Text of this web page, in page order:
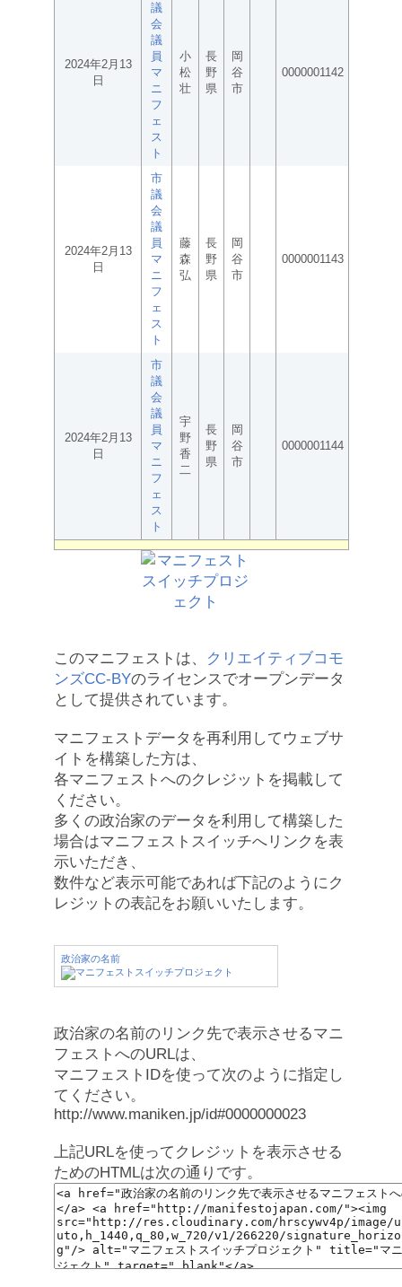
2024年2月13
日
議
会
議
員
マ
ニ
フ
ェ
ス
ト
小
松
壮
長
野
県
岡
谷
市
0000001142
2024年2月13
日
市
議
会
議
員
マ
ニ
フ
ェ
ス
ト
藤
森
弘
長
野
県
岡
谷
市
0000001143
2024年2月13
日
市
議
会
議
員
マ
ニ
フ
ェ
ス
ト
宇
野
香
二
長
野
県
岡
谷
市
0000001144
このマニフェストは、
クリエイティブコモ
ンズCC-BYのライセンスでオープンデータ
として提供されています。
マニフェストデータを再利用してウェブサ
イトを構築した方は、
各マニフェストへのクレジットを掲載して
ください。
多くの政治家のデータを利用して構築した
場合はマニフェストスイッチへリンクを表
示いただき、
数件など表示可能であれば下記のようにク
レジットの表記をお願いいたします。
政治家の名前
政治家の名前のリンク先で表示させるマニ
フェストへのURLは、
マニフェストIDを使って次のように指定し
てください。
http://www.maniken.jp/id#0000000023
上記URLを使ってクレジットを表示させる
ためのHTMLは次の通りです。